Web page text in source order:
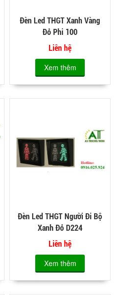
Đèn Led THGT Xanh Vàng
Đỏ Phi 100
Liên hệ
Xem thêm
Đèn Led THGT Người Đi Bộ
Xanh Đỏ D224
Liên hệ
Xem thêm